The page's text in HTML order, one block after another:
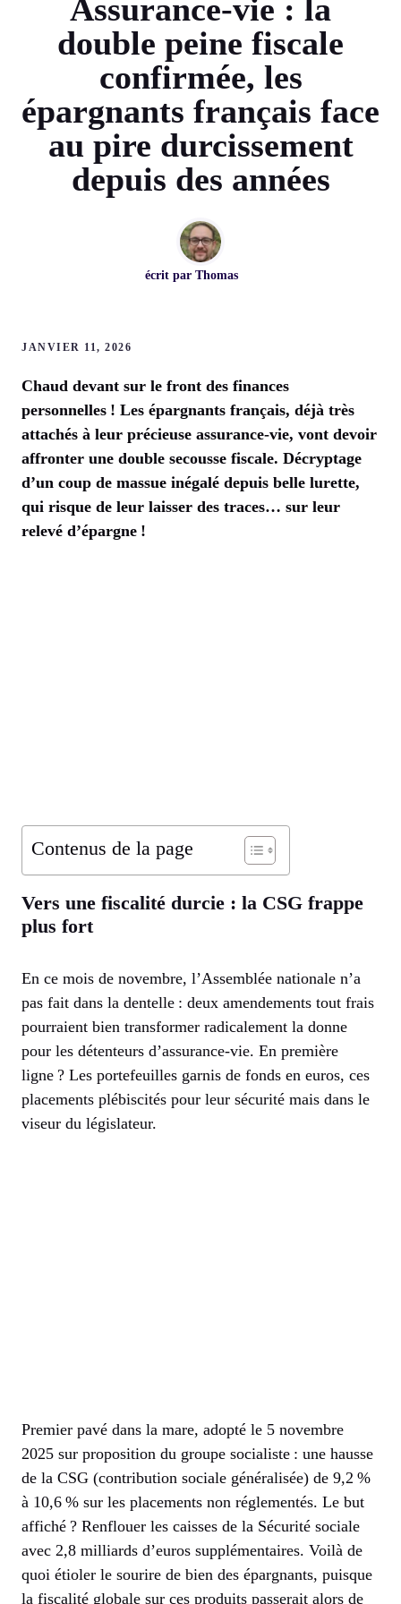
Assurance-vie : la
double peine fiscale
confirmée, les
épargnants français face
au pire durcissement
depuis des années
écrit par Thomas
JANVIER 11, 2026
Chaud devant sur le front des finances
personnelles ! Les épargnants français, déjà très
attachés à leur précieuse assurance-vie, vont devoir
affronter une double secousse fiscale. Décryptage
d’un coup de massue inégalé depuis belle lurette,
qui risque de leur laisser des traces… sur leur
relevé d’épargne !
Contenus de la page
Vers une fiscalité durcie : la CSG frappe
plus fort
En ce mois de novembre, l’Assemblée nationale n’a
pas fait dans la dentelle : deux amendements tout frais
pourraient bien transformer radicalement la donne
pour les détenteurs d’assurance-vie. En première
ligne ? Les portefeuilles garnis de fonds en euros, ces
placements plébiscités pour leur sécurité mais dans le
viseur du législateur.
Premier pavé dans la mare, adopté le 5 novembre
2025 sur proposition du groupe socialiste : une hausse
de la CSG (contribution sociale généralisée) de 9,2 %
à 10,6 % sur les placements non réglementés. Le but
affiché ? Renflouer les caisses de la Sécurité sociale
avec 2,8 milliards d’euros supplémentaires. Voilà de
quoi étioler le sourire de bien des épargnants, puisque
la fiscalité globale sur ces produits passerait alors de